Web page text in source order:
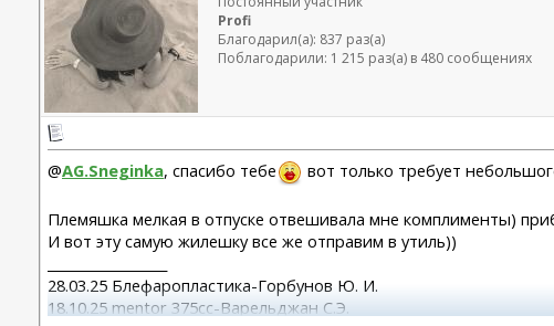
Profi
Благодарил(а): 837 раз(а)
Поблагодарили: 1 215 раз(а) в 480 сообщениях
@AG.Sneginka, спасибо тебе вот только требует
Племяшка мелкая в отпуске отвешивала мне комплименты)
И вот эту самую жилешку все же отправим в утиль))
28.03.25 Блефаропластика-Горбунов Ю. И.
18.10.25 mentor 375cc-Варельджан С.Э.